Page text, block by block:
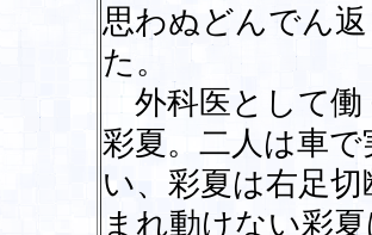
思わぬどんでん
た。
外科医として働
彩夏。二人は車
い、彩夏は右足
まれ動けない彩